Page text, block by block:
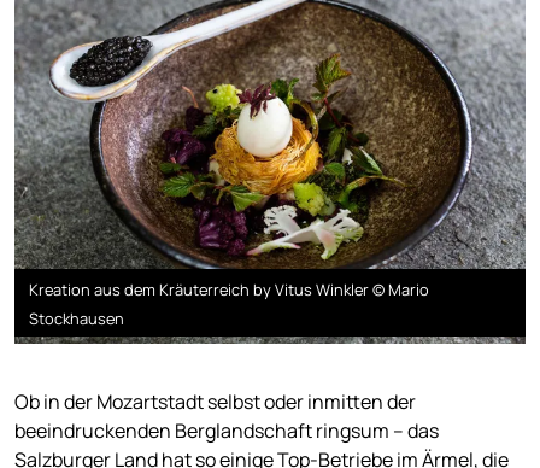
Kreation aus dem Kräuterreich by Vitus Winkler © Mario
Stockhausen
Ob in der Mozartstadt selbst oder inmitten der
beeindruckenden Berglandschaft ringsum – das
Salzburger Land hat so einige Top-Betriebe im Ärmel, die